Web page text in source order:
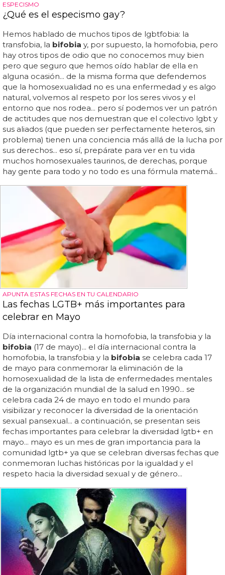
ESPECISMO
¿Qué es el especismo gay?
Hemos hablado de muchos tipos de lgbtfobia: la
transfobia, la bifobia y, por supuesto, la homofobia, pero
hay otros tipos de odio que no conocemos muy bien
pero que seguro que hemos oído hablar de ella en
alguna ocasión... de la misma forma que defendemos
que la homosexualidad no es una enfermedad y es algo
natural, volvemos al respeto por los seres vivos y el
entorno que nos rodea... pero sí podemos ver un patrón
de actitudes que nos demuestran que el colectivo lgbt y
sus aliados (que pueden ser perfectamente heteros, sin
problema) tienen una conciencia más allá de la lucha por
sus derechos... eso sí, prepárate para ver en tu vida
muchos homosexuales taurinos, de derechas, porque
hay gente para todo y no todo es una fórmula matemá...
APUNTA ESTAS FECHAS EN TU CALENDARIO
Las fechas LGTB+ más importantes para
celebrar en Mayo
Día internacional contra la homofobia, la transfobia y la
bifobia (17 de mayo)... el día internacional contra la
homofobia, la transfobia y la bifobia se celebra cada 17
de mayo para conmemorar la eliminación de la
homosexualidad de la lista de enfermedades mentales
de la organización mundial de la salud en 1990... se
celebra cada 24 de mayo en todo el mundo para
visibilizar y reconocer la diversidad de la orientación
sexual pansexual... a continuación, se presentan seis
fechas importantes para celebrar la diversidad lgtb+ en
mayo... mayo es un mes de gran importancia para la
comunidad lgtb+ ya que se celebran diversas fechas que
conmemoran luchas históricas por la igualdad y el
respeto hacia la diversidad sexual y de género...